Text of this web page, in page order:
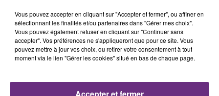
Juste Un Peu This Love
Vous pouvez accepter en cliquant sur "Accepter et fermer", ou affiner en
sélectionnant les finalités et/ou partenaires dans "Gérer mes choix".
Vous pouvez également refuser en cliquant sur "Continuer sans
accepter". Vos préférences ne s'appliqueront que pour ce site. Vous
pouvez mettre à jour vos choix, ou retirer votre consentement à tout
moment via le lien "Gérer les cookies" situé en bas de chaque page.